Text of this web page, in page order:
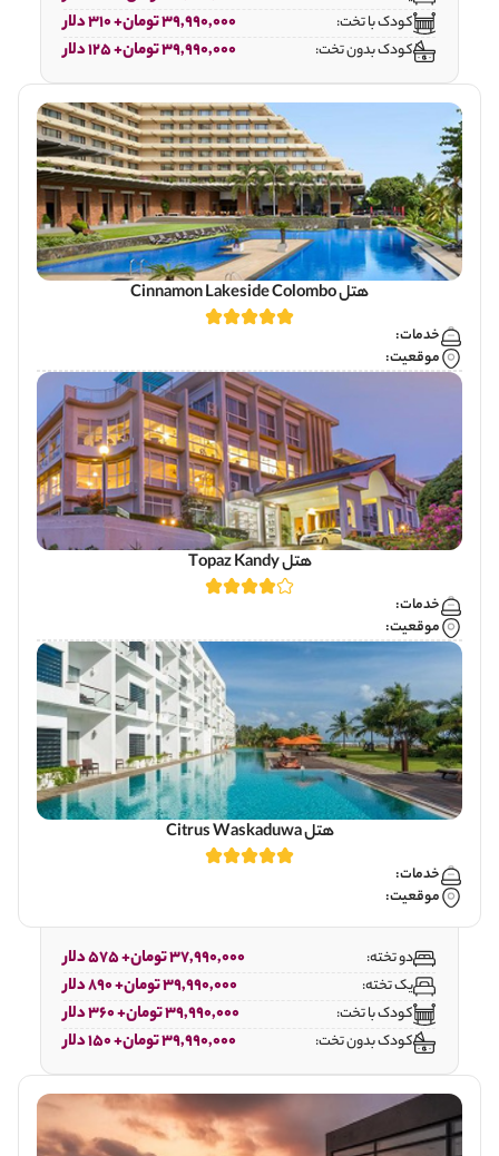
کودک با تخت: 39,990,000 تومان+ 310 دلار
کودک بدون تخت: 39,990,000 تومان+ 125 دلار
هتل Cinnamon Lakeside Colombo
خدمات:
موقعیت:
هتل Topaz Kandy
خدمات:
موقعیت:
هتل Citrus Waskaduwa
خدمات:
موقعیت:
دو تخته: 37,990,000 تومان+ 575 دلار
یک تخته: 39,990,000 تومان+ 890 دلار
کودک با تخت: 39,990,000 تومان+ 360 دلار
کودک بدون تخت: 39,990,000 تومان+ 150 دلار